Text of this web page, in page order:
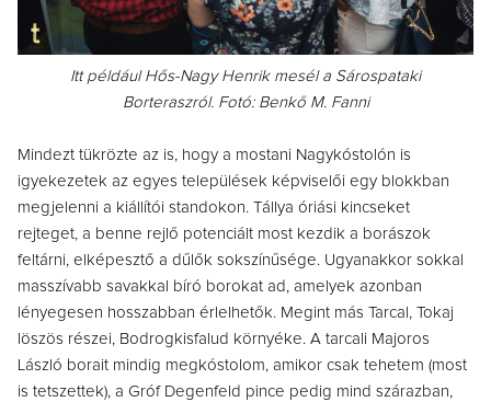
Itt például Hős-Nagy Henrik mesél a Sárospataki
Borteraszról. Fotó: Benkő M. Fanni
Mindezt tükrözte az is, hogy a mostani Nagykóstolón is
igyekezetek az egyes települések képviselői egy blokkban
megjelenni a kiállítói standokon. Tállya óriási kincseket
rejteget, a benne rejlő potenciált most kezdik a borászok
feltárni, elképesztő a dűlők sokszínűsége. Ugyanakkor sokkal
masszívabb savakkal bíró borokat ad, amelyek azonban
lényegesen hosszabban érlelhetők. Megint más Tarcal, Tokaj
löszös részei, Bodrogkisfalud környéke. A tarcali Majoros
László borait mindig megkóstolom, amikor csak tehetem (most
is tetszettek), a Gróf Degenfeld pince pedig mind szárazban,